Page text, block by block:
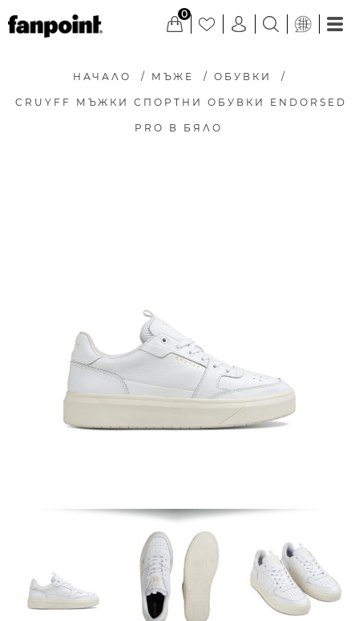
0
НАЧАЛО / МЪЖЕ / ОБУВКИ /
CRUYFF МЪЖКИ СПОРТНИ ОБУВКИ ENDORSED
PRO В БЯЛО